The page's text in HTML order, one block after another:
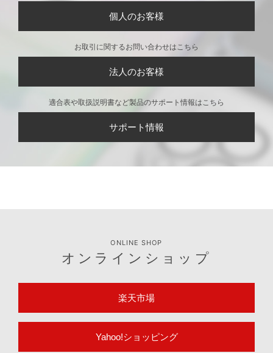
個人のお客様
お取引に関するお問い合わせはこちら
法人のお客様
適合表や取扱説明書など製品のサポート情報はこちら
サポート情報
ONLINE SHOP
オンラインショップ
楽天市場
Yahoo!ショッピング